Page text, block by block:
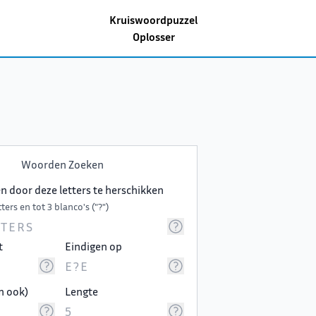
Kruiswoordpuzzel
Oplosser
Woorden Zoeken
door deze letters te herschikken
en tot 3 blanco's ("?")
Eindigen op
ook) Lengte